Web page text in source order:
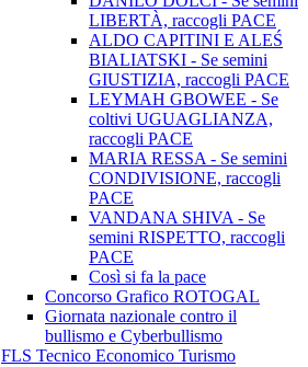
LIBERTÀ, raccogli PACE
ALDO CAPITINI E ALEŚ
BIALIATSKI - Se semini
GIUSTIZIA, raccogli PACE
LEYMAH GBOWEE - Se
coltivi UGUAGLIANZA,
raccogli PACE
MARIA RESSA - Se semini
CONDIVISIONE, raccogli
PACE
VANDANA SHIVA - Se
semini RISPETTO, raccogli
PACE
Così si fa la pace
Concorso Grafico ROTOGAL
Giornata nazionale contro il
bullismo e Cyberbullismo
FLS Tecnico Economico Turismo